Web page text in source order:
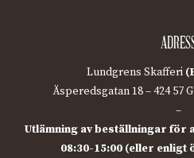
Lundgrens Skafferi
Äsperedsgatan 18 – 424 57
–
Utlämning av beställningar för
08:30-15:00 (eller enligt